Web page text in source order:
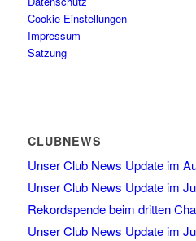
Cookie Einstellungen
Impressum
Satzung
CLUBNEWS
Unser Club News Update im
Unser Club News Update im
Rekordspende beim dritten
Unser Club News Update im